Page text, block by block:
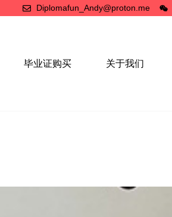
Diplomafun_Andy@proton.me
毕业证购买 关于我们